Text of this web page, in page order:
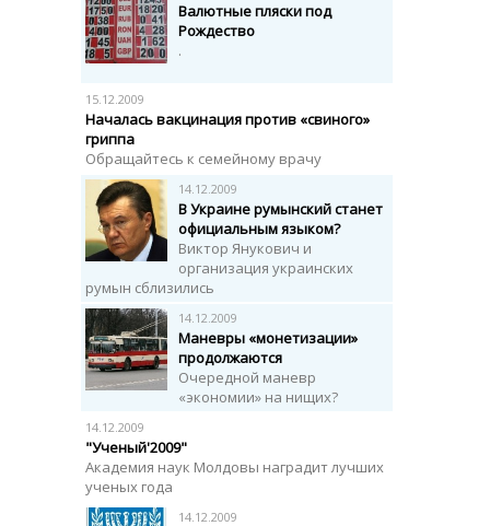
Валютные пляски под
Рождество
.
15.12.2009
Началась вакцинация против «свиного»
гриппа
Обращайтесь к семейному врачу
14.12.2009
В Украине румынский станет
официальным языком?
Виктор Янукович и
организация украинских
румын сблизились
14.12.2009
Маневры «монетизации»
продолжаются
Очередной маневр
«экономии» на нищих?
14.12.2009
"Ученый'2009"
Академия наук Молдовы наградит лучших
ученых года
14.12.2009